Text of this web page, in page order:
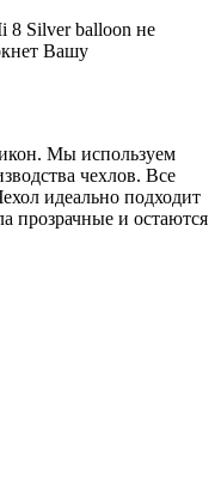
8 Silver balloon не
Вашу
Мы используем
чехлов. Все
идеально подходит
прозрачные и остаются